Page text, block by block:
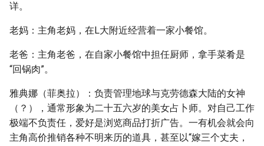
详。
老妈：主角老妈，在L大附近经营着一家小餐馆。
老爸：主角老爸，在自家小餐馆中担任厨师，拿手菜肴是
“回锅肉”。
雅典娜（菲奥拉）：负责管理地球与克劳德森大陆的女神
（？），通常形象为二十五六岁的美女占卜师。对自己工作
极端不负责任，爱好是浏览商品打折广告。一有机会就会向
主角高价推销各种不明来历的道具，甚至以“嫁三个丈夫，